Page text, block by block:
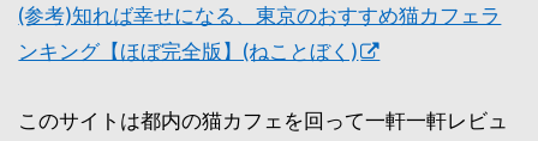
(参考)知れば幸せになる、東京のおすすめ猫カフェラ
ンキング【ほぼ完全版】(ねことぼく)
このサイトは都内の猫カフェを回って一軒一軒レビュ